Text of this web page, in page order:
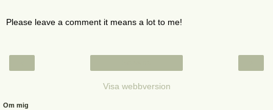
Please leave a comment it means a lot to me!
Visa webbversion
Om mig